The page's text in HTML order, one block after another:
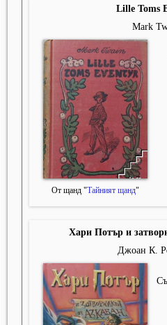
Lille Toms
Mark
От щанд "Тайният щанд"
Хари Потър и
Джоан К.